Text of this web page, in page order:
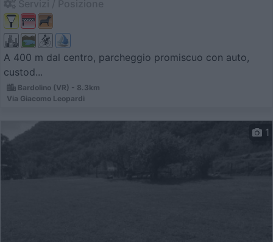
A 400 m dal centro, parcheggio promiscuo con auto,
custod...
Bardolino (VR) - 8.3km
Via Giacomo Leopardi
1